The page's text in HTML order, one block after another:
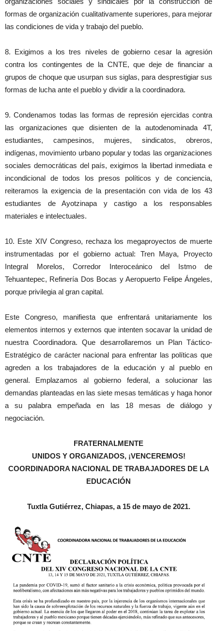
formas de organización cualitativamente superiores, para mejorar
las condiciones de vida y trabajo del pueblo.
8. Exigimos a los tres niveles de gobierno cesar la agresión
contra los contingentes de la CNTE, que deje de financiar a
grupos de choque que usurpan sus siglas, para desprestigiar sus
formas de lucha ante el pueblo y dividir a la coordinadora.
9. Condenamos todas las formas de represión ejercidas contra
las organizaciones que disienten de la autodenominada 4T,
estudiantes, campesinos, mujeres, sindicatos, obreros,
indígenas, movimiento urbano popular y todas las organizaciones
sociales democráticas del país, exigimos la libertad inmediata e
incondicional de todos los presos políticos y de conciencia,
reiteramos la exigencia de la presentación con vida de los 43
estudiantes de Ayotzinapa y castigo a los responsables
materiales e intelectuales.
10. Este XIV Congreso, rechaza los megaproyectos de muerte
instrumentadas por el gobierno actual: Tren Maya, Proyecto
Integral Morelos, Corredor Interoceánico del Istmo de
Tehuantepec, Refinería Dos Bocas y Aeropuerto Felipe Ángeles,
porque privilegia al gran capital.
Este Congreso, manifiesta que enfrentará unitariamente los
elementos internos y externos que intenten socavar la unidad de
nuestra Coordinadora. Que desarrollaremos un Plan Táctico-
Estratégico de carácter nacional para enfrentar las políticas que
agreden a los trabajadores de la educación y al pueblo en
general. Emplazamos al gobierno federal, a solucionar las
demandas planteadas en las siete mesas temáticas y haga honor
a su palabra empeñada en las 18 mesas de diálogo y
negociación.
FRATERNALMENTE
UNIDOS Y ORGANIZADOS, ¡VENCEREMOS!
COORDINADORA NACIONAL DE TRABAJADORES DE LA
EDUCACIÓN
Tuxtla Gutiérrez, Chiapas, a 15 de mayo de 2021.